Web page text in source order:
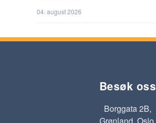
04. august 2026
Besøk oss
Borggata 2B,